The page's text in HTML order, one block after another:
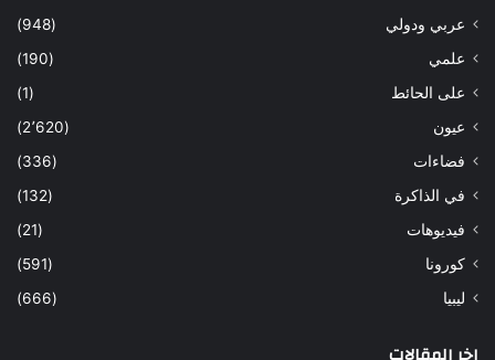
عربي ودولي
(948)
علمي
(190)
على الحائط
(1)
عيون
(2٬620)
فضاءات
(336)
في الذاكرة
(132)
فيديوهات
(21)
كورونا
(591)
ليبيا
(666)